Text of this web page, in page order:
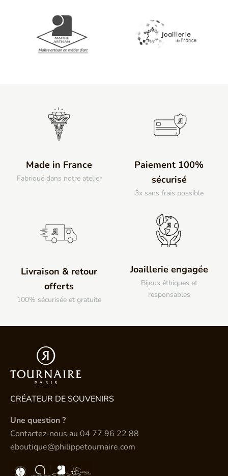
Made in France
Fabriqué dans notre atelier
Paiement 100%
sécurisé
3x sans frais possible
Livraison & retour
offerts
100% sécurisée et gratuite
Joaillerie engagée
Bijoux éthiques et
responsables
CRÉATEUR DE SOUVENIRS
Une question ?
Contactez-nous au 04 77 96 22 88
eboutique@philippetournaire.com